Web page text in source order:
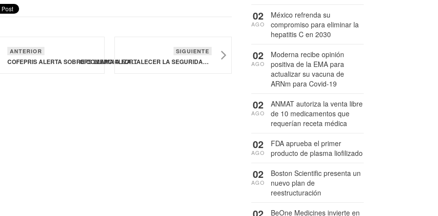
ANTERIOR
COFEPRIS ALERTA SOBRE COMERCIALIZACIÓN ILEGAL DE MEDICAMENTOS EN PLATAFORMAS DE COMERCIO ELECTRÓNICO, SITIOS WEB Y APPS
SIGUIENTE
OPS LLAMA A FORTALECER LA SEGURIDAD SANITARIA REGIONAL
México refrenda su
compromiso para eliminar la
hepatitis C en 2030
02
AGO
Moderna recibe opinión
positiva de la EMA para
actualizar su vacuna de
ARNm para Covid-19
02
AGO
ANMAT autoriza la venta libre
de 10 medicamentos que
requerían receta médica
02
AGO
FDA aprueba el primer
producto de plasma liofilizado
02
AGO
Boston Scientific presenta un
nuevo plan de
reestructuración
02
AGO
BeOne Medicines invierte en